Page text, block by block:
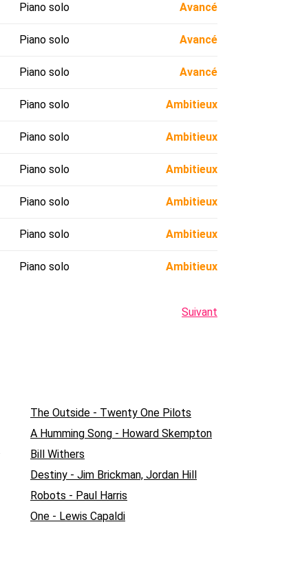
Piano solo Avancé
Piano solo Avancé
Piano solo Avancé
Piano solo Ambitieux
Piano solo Ambitieux
Piano solo Ambitieux
Piano solo Ambitieux
Piano solo Ambitieux
Piano solo Ambitieux
Suivant
The Outside - Twenty One Pilots
A Humming Song - Howard Skempton
Bill Withers
Destiny - Jim Brickman, Jordan Hill
Robots - Paul Harris
One - Lewis Capaldi